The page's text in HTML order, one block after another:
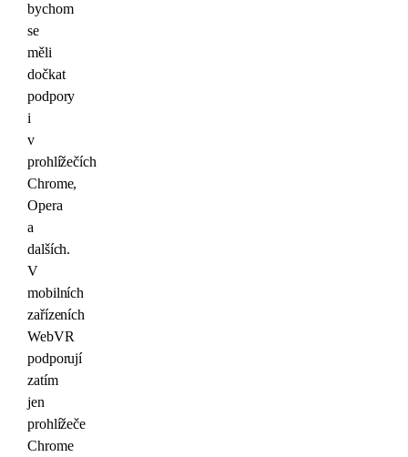
bychom
se
měli
dočkat
podpory
i
v
prohlížečích
Chrome,
Opera
a
dalších.
V
mobilních
zařízeních
WebVR
podporují
zatím
jen
prohlížeče
Chrome